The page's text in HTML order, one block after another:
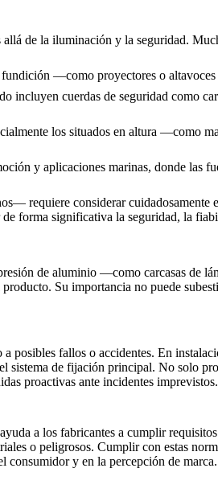
de la iluminación y la seguridad.
—como proyectores o
incluyen cuerdas de seguridad como
los situados en altura —como
y aplicaciones marinas, donde las
requiere considerar
forma significativa la seguridad, la
de aluminio —como carcasas de
Su importancia no puede
posibles fallos o accidentes. En
sistema de fijación principal. No solo
proactivas ante incidentes imprevistos.
a los fabricantes a cumplir
o peligrosos. Cumplir con estas
consumidor y en la percepción de marca.